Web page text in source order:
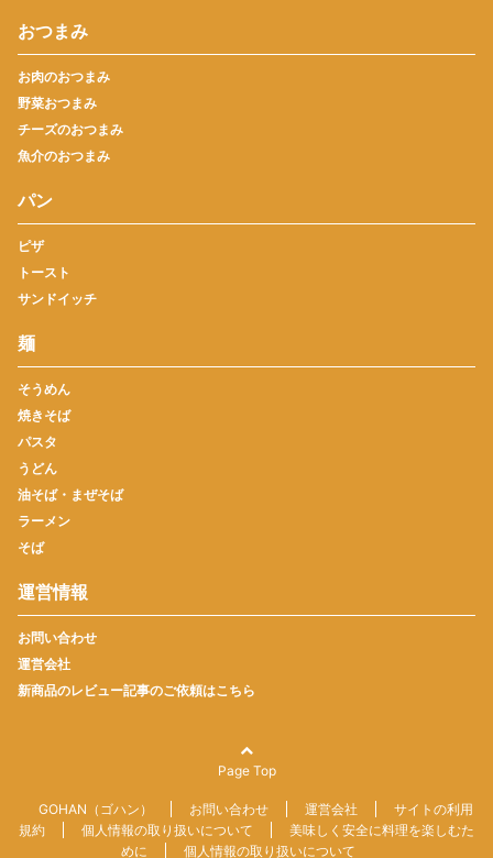
おつまみ
お肉のおつまみ
野菜おつまみ
チーズのおつまみ
魚介のおつまみ
パン
ピザ
トースト
サンドイッチ
麺
そうめん
焼きそば
パスタ
うどん
油そば・まぜそば
ラーメン
そば
運営情報
お問い合わせ
運営会社
新商品のレビュー記事のご依頼はこちら
Page Top
GOHAN（ゴハン） お問い合わせ 運営会社
サイトの利用
規約
個人情報の取り扱いについて
美味しく安全に料理を楽しむた
めに
個人情報の取り扱いについて